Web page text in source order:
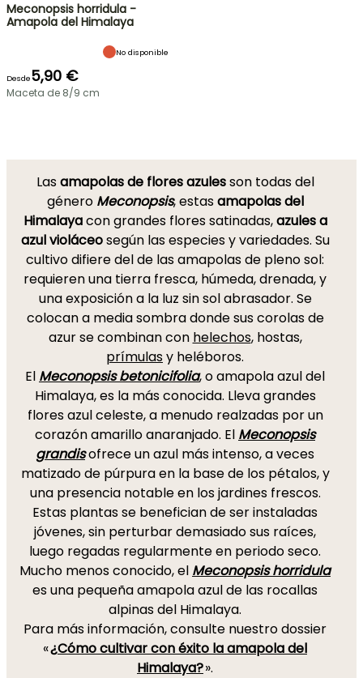
Meconopsis horridula -
Amapola del Himalaya
No disponible
Desde5,90 €
Maceta de 8/9 cm
Lasamapolas de flores azulesson todas del
género Meconopsis, estasamapolas del
Himalayacon grandes flores satinadas,azules a
azul violáceosegún las especies y variedades. Su
cultivo difiere del de las amapolas de pleno sol:
requieren una tierra fresca, húmeda, drenada, y
una exposición a la luz sin sol abrasador. Se
colocan a media sombra donde sus corolas de
azur se combinan con helechos, hostas,
prímulasy heléboros.
El Meconopsis betonicifolia, o amapola azul del
Himalaya, es la más conocida. Lleva grandes
flores azul celeste, a menudo realzadas por un
corazón amarillo anaranjado. El Meconopsis
grandisofrece un azul más intenso, a veces
matizado de púrpura en la base de los pétalos, y
una presencia notable en los jardines frescos.
Estas plantas se benefician de ser instaladas
jóvenes, sin perturbar demasiado sus raíces,
luego regadas regularmente en periodo seco.
Mucho menos conocido, el Meconopsis horridula
es una pequeña amapola azul de las rocallas
alpinas del Himalaya.
Para más información, consulte nuestro dossier
«¿Cómo cultivar con éxito la amapola del
Himalaya?».